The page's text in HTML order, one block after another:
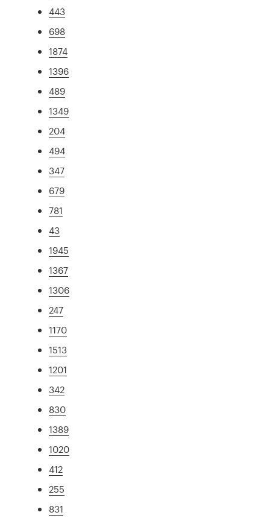
443
698
1874
1396
489
1349
204
494
347
679
781
43
1945
1367
1306
247
1170
1513
1201
342
830
1389
1020
412
255
831